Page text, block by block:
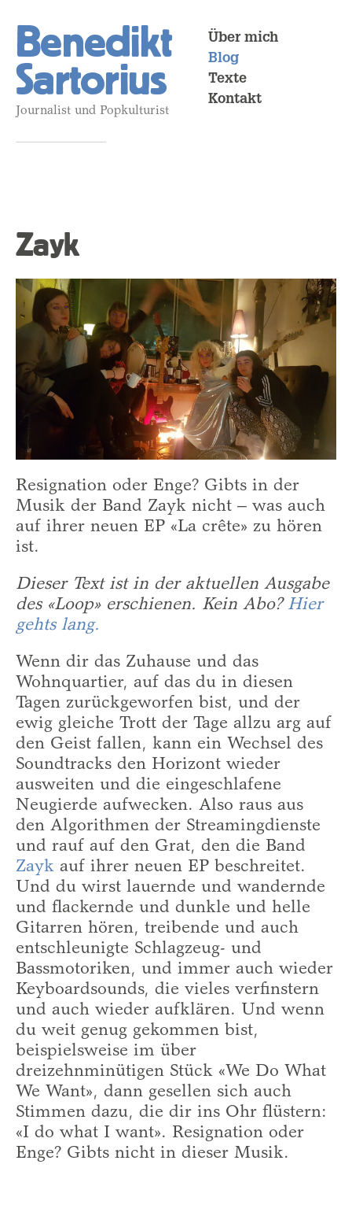
Benedikt
Sartorius
Journalist und Popkulturist
Über mich
Blog
Texte
Kontakt
Zayk
Resignation oder Enge? Gibts in der
Musik der Band Zayk nicht – was auch
auf ihrer neuen EP «La crête» zu hören
ist.
Dieser Text ist in der aktuellen Ausgabe
des «Loop» erschienen. Kein Abo? Hier
gehts lang.
Wenn dir das Zuhause und das
Wohnquartier, auf das du in diesen
Tagen zurückgeworfen bist, und der
ewig gleiche Trott der Tage allzu arg auf
den Geist fallen, kann ein Wechsel des
Soundtracks den Horizont wieder
ausweiten und die eingeschlafene
Neugierde aufwecken. Also raus aus
den Algorithmen der Streamingdienste
und rauf auf den Grat, den die Band
Zayk auf ihrer neuen EP beschreitet.
Und du wirst lauernde und wandernde
und flackernde und dunkle und helle
Gitarren hören, treibende und auch
entschleunigte Schlagzeug- und
Bassmotoriken, und immer auch wieder
Keyboardsounds, die vieles verfinstern
und auch wieder aufklären. Und wenn
du weit genug gekommen bist,
beispielsweise im über
dreizehnminütigen Stück «We Do What
We Want», dann gesellen sich auch
Stimmen dazu, die dir ins Ohr flüstern:
«I do what I want». Resignation oder
Enge? Gibts nicht in dieser Musik.